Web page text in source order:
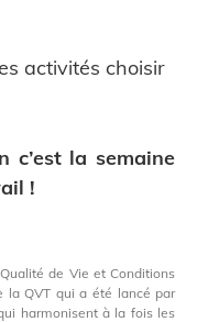
activités choisir
c’est la semaine
!
de Vie et Conditions
laQVT quia été lancé par
harmonisentà la fois les